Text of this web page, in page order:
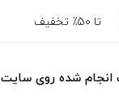
تا 50٪ تخفیف
انجام شده روی سایت